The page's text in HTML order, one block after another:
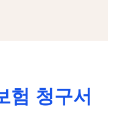
험 청구서